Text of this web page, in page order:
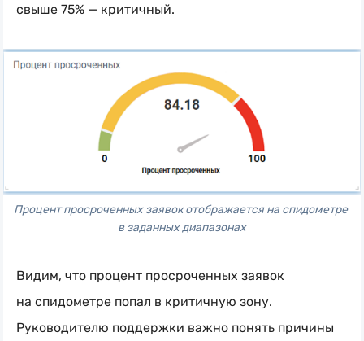
свыше 75% — критичный.
Процент просроченных заявок отображается на спидометре
в заданных диапазонах
Видим, что процент просроченных заявок
на спидометре попал в критичную зону.
Руководителю поддержки важно понять причины